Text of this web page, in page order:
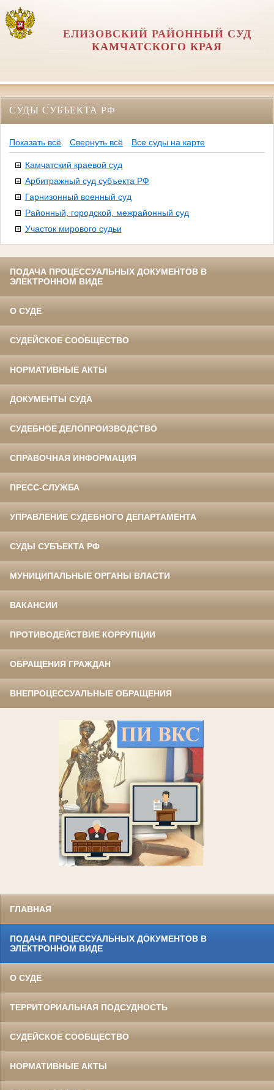
ЕЛИЗОВСКИЙ РАЙОННЫЙ СУД
КАМЧАТСКОГО КРАЯ
СУДЫ СУБЪЕКТА РФ
Показать всё Свернуть всё Все суды на карте
Камчатский краевой суд
Арбитражный суд субъекта РФ
Гарнизонный военный суд
Районный, городской, межрайонный суд
Участок мирового судьи
ПОДАЧА ПРОЦЕССУАЛЬНЫХ ДОКУМЕНТОВ В
ЭЛЕКТРОННОМ ВИДЕ
О СУДЕ
СУДЕЙСКОЕ СООБЩЕСТВО
НОРМАТИВНЫЕ АКТЫ
ДОКУМЕНТЫ СУДА
СУДЕБНОЕ ДЕЛОПРОИЗВОДСТВО
СПРАВОЧНАЯ ИНФОРМАЦИЯ
ПРЕСС-СЛУЖБА
УПРАВЛЕНИЕ СУДЕБНОГО ДЕПАРТАМЕНТА
СУДЫ СУБЪЕКТА РФ
МУНИЦИПАЛЬНЫЕ ОРГАНЫ ВЛАСТИ
ВАКАНСИИ
ПРОТИВОДЕЙСТВИЕ КОРРУПЦИИ
ОБРАЩЕНИЯ ГРАЖДАН
ВНЕПРОЦЕССУАЛЬНЫЕ ОБРАЩЕНИЯ
ГЛАВНАЯ
ПОДАЧА ПРОЦЕССУАЛЬНЫХ ДОКУМЕНТОВ В
ЭЛЕКТРОННОМ ВИДЕ
О СУДЕ
ТЕРРИТОРИАЛЬНАЯ ПОДСУДНОСТЬ
СУДЕЙСКОЕ СООБЩЕСТВО
НОРМАТИВНЫЕ АКТЫ